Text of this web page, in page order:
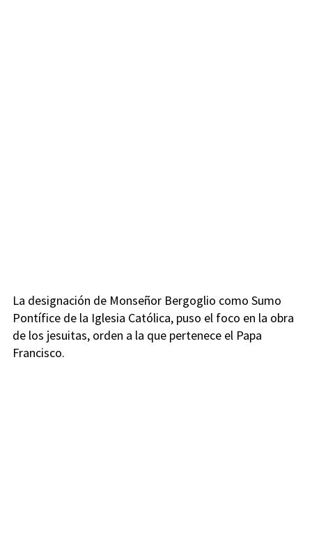
La designación de Monseñor Bergoglio como Sumo
Pontífice de la Iglesia Católica, puso el foco en la obra
de los jesuitas, orden a la que pertenece el Papa
Francisco.